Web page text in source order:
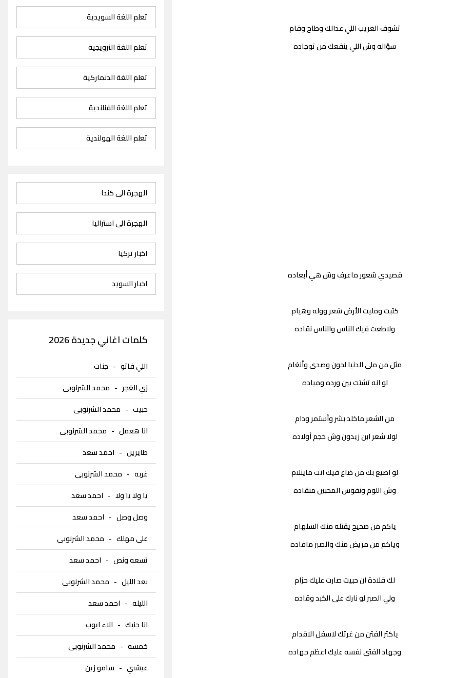
تشوف الغريب اللي عدالك وطاح وقام
سؤاله وش اللي ينفعك من توجاده
قصيدي شعور ماعرف وش هي أبعاده
كتبت ومليت الأرض شعر ووله وهيام
ولاطعت فيك الناس والناس نقاده
مثل من ملى الدنيا لحون وصدى وأنغام
لو انه تشتت بين ورده ومياده
من الشعر ماخلد بشر وأستمر ودام
لولا شعر ابن زيدون وش حجم أولاده
لو اضيع بك من ضاع فيك انت ماينلام
وش اللوم ونفوس المحبين منقاده
ياكم من صحيح يقتله منك السلهام
وياكم من مريض منك والصبر مافاده
لك قلادة ان حبيت صارت عليك حزام
ولي الصبر لو نارك على الكبد وقاده
ياكثر الفتن من غرتك لاسفل الاقدام
وجهاد الفتى نفسه عليك اعظم جهاده
تعلم اللغة السويدية
تعلم اللغة النرويجية
تعلم اللغة الدنماركية
تعلم اللغة الفنلندية
تعلم اللغة الهولندية
الهجرة الى كندا
الهجرة الى استراليا
اخبار تركيا
اخبار السويد
كلمات اغاني جديدة 2026
اللي فاتو- جنات
زي الغجر - محمد الشرنوبى
حبيت- محمد الشرنوبى
انا هعمل- محمد الشرنوبى
طايرين- احمد سعد
غربه- محمد الشرنوبى
يا ولا يا ولا- احمد سعد
وصل وصل- احمد سعد
على مهلك- محمد الشرنوبى
تسعه ونص- احمد سعد
بعد الليل- محمد الشرنوبى
الليله- احمد سعد
انا جنبك- الاء ايوب
خمسه- محمد الشرنوبى
عيشني- سامو زين